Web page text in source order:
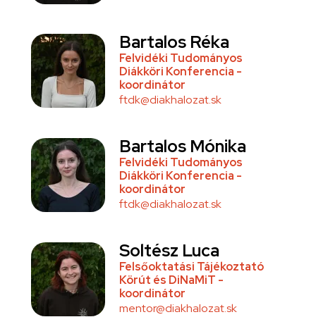
Bartalos Réka
Felvidéki Tudományos
Diákköri Konferencia -
koordinátor
ftdk@diakhalozat.sk
Bartalos Mónika
Felvidéki Tudományos
Diákköri Konferencia -
koordinátor
ftdk@diakhalozat.sk
Soltész Luca
Felsőoktatási Tájékoztató
Körút és DiNaMiT -
koordinátor
mentor@diakhalozat.sk